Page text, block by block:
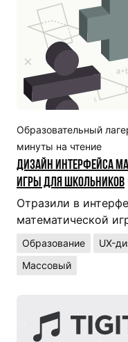
Образовательный
минуты на чтение
Дизайн интерфейса
игры для школьников
Отразили в
математической
Образование
UX-
Массовый